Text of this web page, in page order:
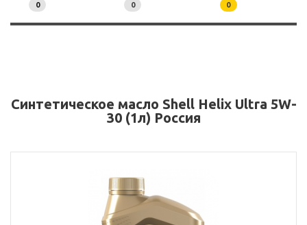
0 0 0
Синтетическое масло Shell Helix Ultra 5W-
30 (1л) Россия